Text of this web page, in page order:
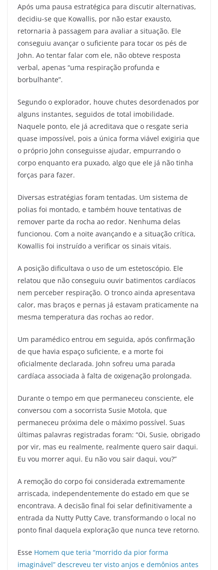
Após uma pausa estratégica para discutir alternativas,
decidiu-se que Kowallis, por não estar exausto,
retornaria à passagem para avaliar a situação. Ele
conseguiu avançar o suficiente para tocar os pés de
John. Ao tentar falar com ele, não obteve resposta
verbal, apenas “uma respiração profunda e
borbulhante”.
Segundo o explorador, houve chutes desordenados por
alguns instantes, seguidos de total imobilidade.
Naquele ponto, ele já acreditava que o resgate seria
quase impossível, pois a única forma viável exigiria que
o próprio John conseguisse ajudar, empurrando o
corpo enquanto era puxado, algo que ele já não tinha
forças para fazer.
Diversas estratégias foram tentadas. Um sistema de
polias foi montado, e também houve tentativas de
remover parte da rocha ao redor. Nenhuma delas
funcionou. Com a noite avançando e a situação crítica,
Kowallis foi instruído a verificar os sinais vitais.
A posição dificultava o uso de um estetoscópio. Ele
relatou que não conseguiu ouvir batimentos cardíacos
nem perceber respiração. O tronco ainda apresentava
calor, mas braços e pernas já estavam praticamente na
mesma temperatura das rochas ao redor.
Um paramédico entrou em seguida, após confirmação
de que havia espaço suficiente, e a morte foi
oficialmente declarada. John sofreu uma parada
cardíaca associada à falta de oxigenação prolongada.
Durante o tempo em que permaneceu consciente, ele
conversou com a socorrista Susie Motola, que
permaneceu próxima dele o máximo possível. Suas
últimas palavras registradas foram: “Oi, Susie, obrigado
por vir, mas eu realmente, realmente quero sair daqui.
Eu vou morrer aqui. Eu não vou sair daqui, vou?”
A remoção do corpo foi considerada extremamente
arriscada, independentemente do estado em que se
encontrava. A decisão final foi selar definitivamente a
entrada da Nutty Putty Cave, transformando o local no
ponto final daquela exploração que nunca teve retorno.
Esse Homem que teria “morrido da pior forma
imaginável” descreveu ter visto anjos e demônios antes